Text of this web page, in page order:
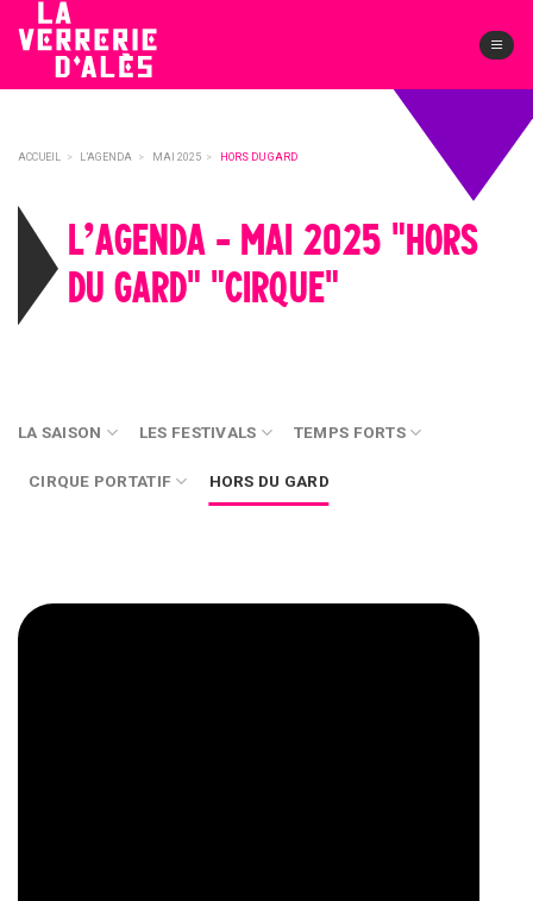
content
ACCUEIL > L’AGENDA > MAI 2025 > HORS DU GARD
L’AGENDA - MAI 2025 "HORS
DU GARD" "CIRQUE"
LA SAISON LES FESTIVALS TEMPS FORTS
CIRQUE PORTATIF HORS DU GARD